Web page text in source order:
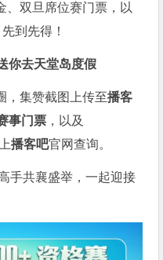
、双旦席位赛门票，以
到先得！
你去天堂岛度假
，集赞截图上传至播客
事门票 ，以及
播客吧官网查询。
手共襄盛举，一起迎接